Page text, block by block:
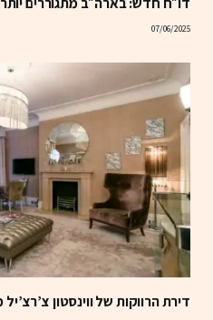
07/06/2025
דירת הרווקות של ווינסטון